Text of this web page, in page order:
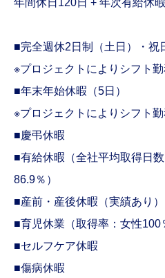
年間休日120日 + 年次有給休暇
■完全週休2日制（土日）・祝
※プロジェクトによりシフト
■年末年始休暇（5日）
※プロジェクトによりシフト
■慶弔休暇
■有給休暇（全社平均取得日数
86.9％ ）
■産前・産後休暇（実績あり）
■育児休業（取得率：女性100
■セルフケア休暇
■傷病休暇